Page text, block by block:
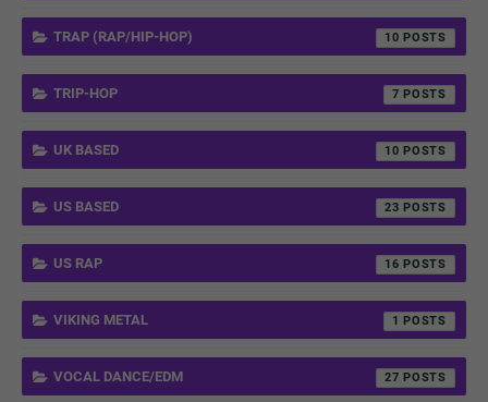
TRAP (RAP/HIP-HOP) 10
TRIP-HOP 7
UK BASED 10
US BASED 23
US RAP 16
VIKING METAL 1
VOCAL DANCE/EDM 27